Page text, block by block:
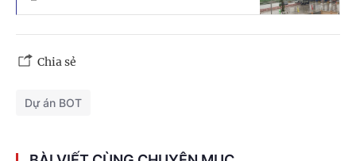
Chia sẻ
Dự án BOT